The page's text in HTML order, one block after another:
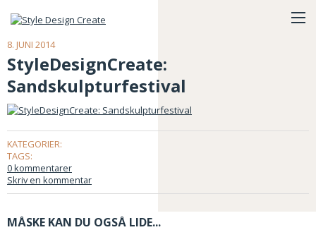
8. JUNI 2014
StyleDesignCreate:
Sandskulpturfestival
KATEGORIER:
TAGS:
0 kommentarer
Skriv en kommentar
MÅSKE KAN DU OGSÅ LIDE...